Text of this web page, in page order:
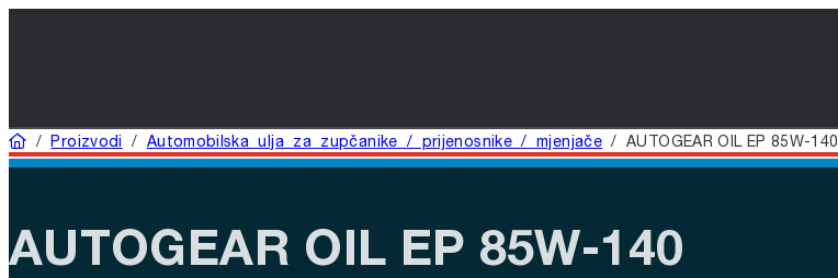
Home
/Proizvodi / Automobilska ulja za zupčanike / prijenosnike / mjenjače/AUTOGEAR OIL EP 85W-140
AUTOGEAR OIL EP 85W-140